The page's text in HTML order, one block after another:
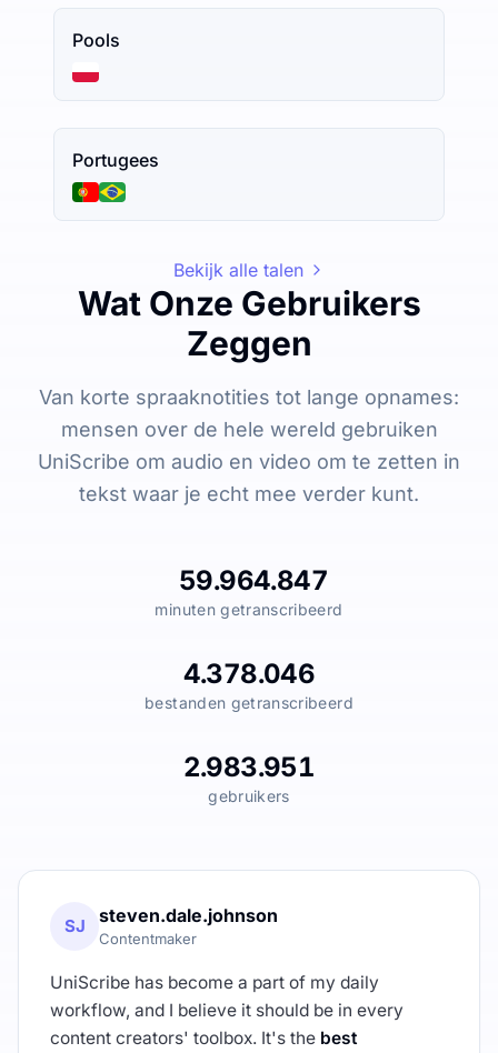
Pools
Portugees
Bekijk alle talen
Wat Onze Gebruikers
Zeggen
Van korte spraaknotities tot lange opnames:
mensen over de hele wereld gebruiken
UniScribe om audio en video om te zetten in
tekst waar je echt mee verder kunt.
59.964.847
minuten getranscribeerd
4.378.046
bestanden getranscribeerd
2.983.951
gebruikers
SJ steven.dale.johnson
Contentmaker
UniScribe has become a part of my daily
workflow, and I believe it should be in every
content creators' toolbox. It's the best